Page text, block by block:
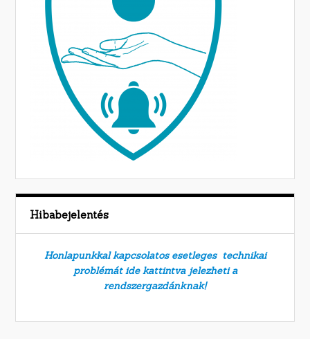
Hibabejelentés
Honlapunkkal kapcsolatos esetleges technikai
problémát ide kattintva jelezheti a
rendszergazdánknak!